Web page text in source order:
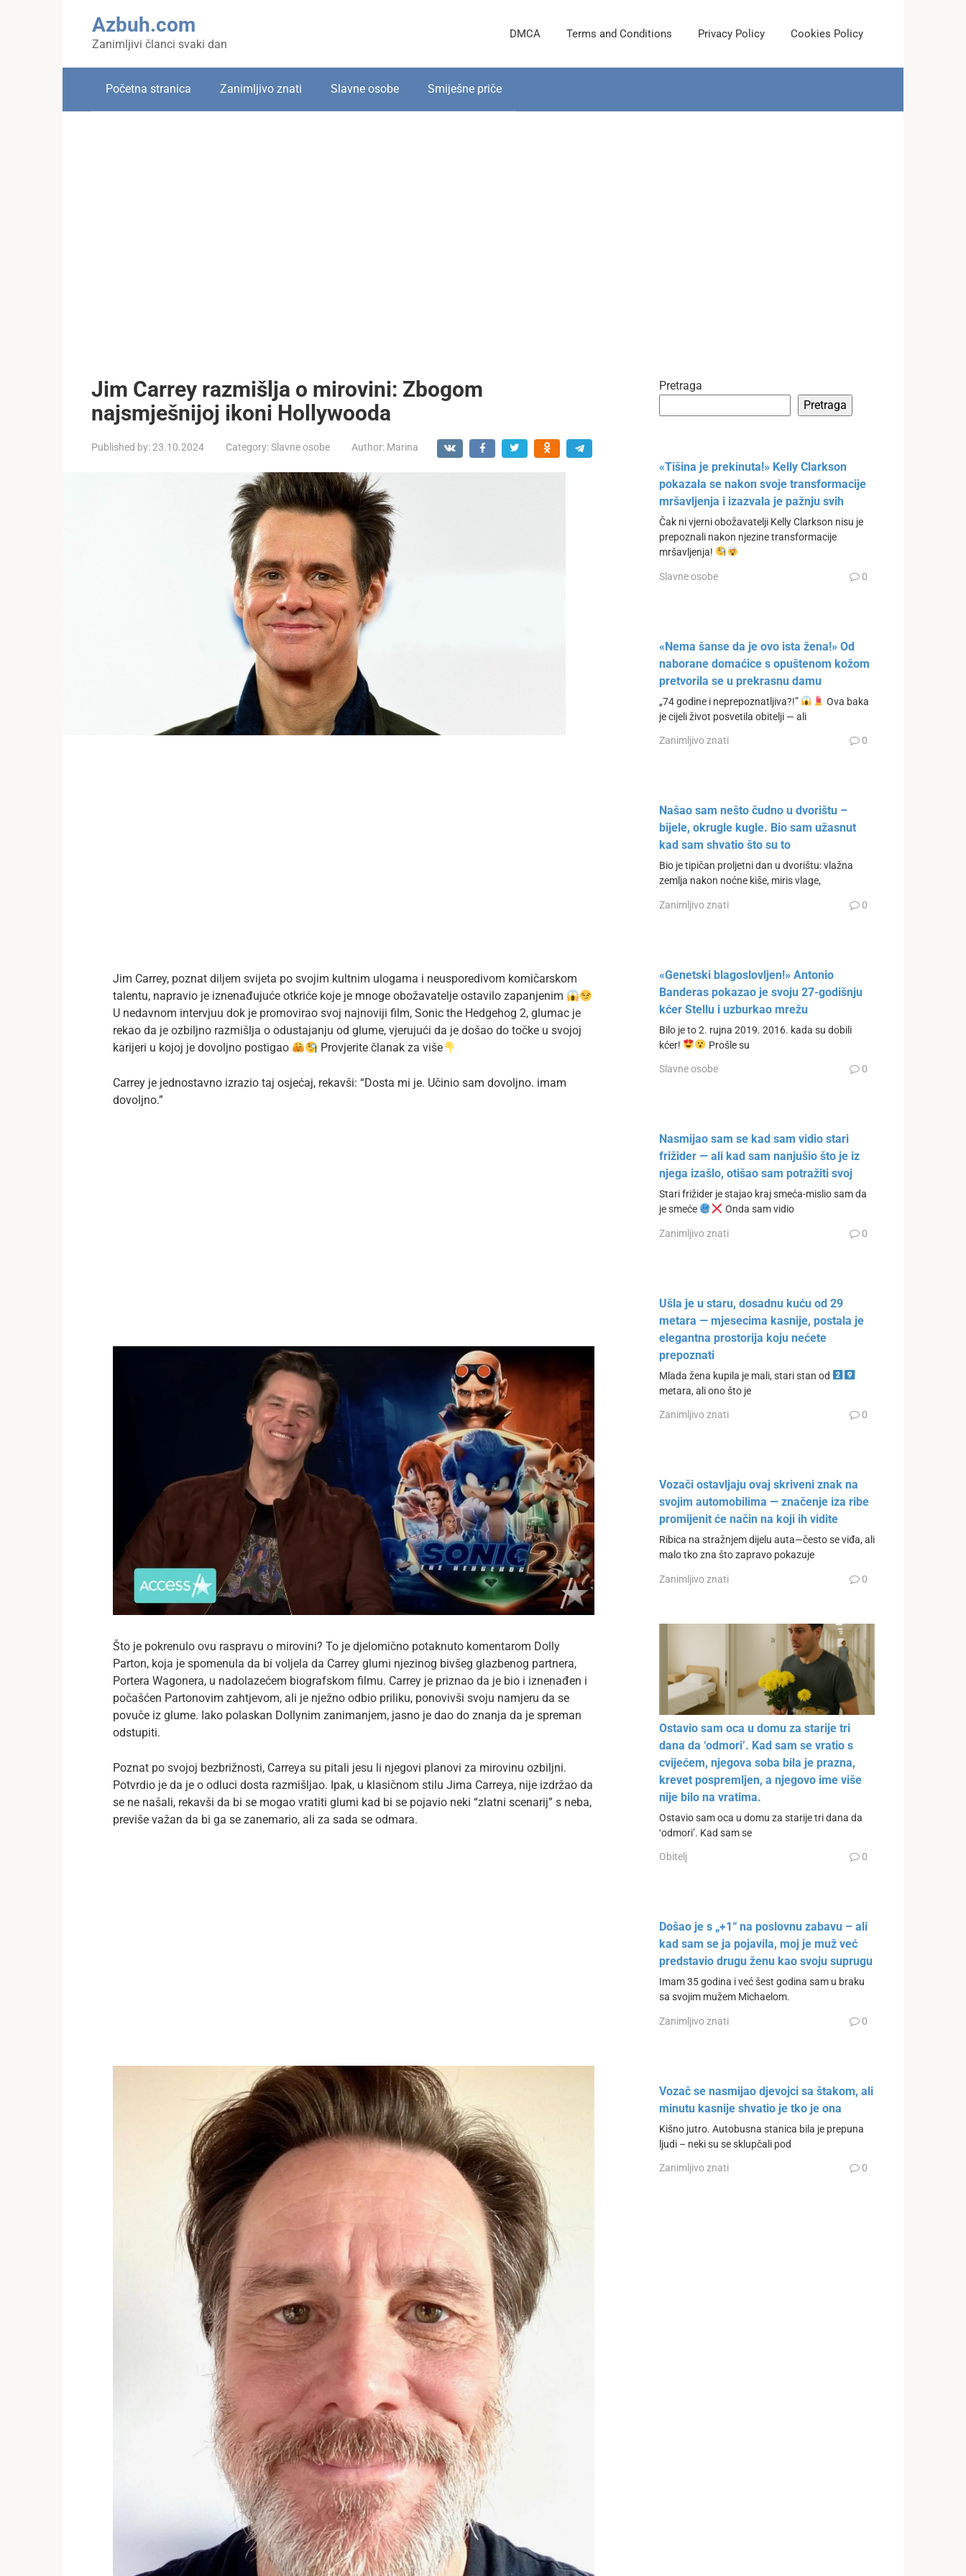
Azbuh.com
Zanimljivi članci svaki dan
DMCA Terms and Conditions Privacy Policy Cookies Policy
Početna stranica Zanimljivo znati Slavne osobe Smiješne priče
Jim Carrey razmišlja o mirovini: Zbogom
najsmješnijoj ikoni Hollywooda
Published by:23.10.2024 Category:Slavne osobe Author: Marina
Jim Carrey, poznat diljem svijeta po svojim kultnim ulogama i neusporedivom komičarskom
talentu, napravio je iznenađujuće otkriće koje je mnoge obožavatelje ostavilo zapanjenim
U nedavnom intervjuu dok je promovirao svoj najnoviji film, Sonic the Hedgehog 2, glumac je
rekao da je ozbiljno razmišlja o odustajanju od glume, vjerujući da je došao do točke u svojoj
karijeri u kojoj je dovoljno postigao
Provjerite članak za više
Carrey je jednostavno izrazio taj osjećaj, rekavši: “Dosta mi je. Učinio sam dovoljno. imam
dovoljno.”
Što je pokrenulo ovu raspravu o mirovini? To je djelomično potaknuto komentarom Dolly
Parton, koja je spomenula da bi voljela da Carrey glumi njezinog bivšeg glazbenog partnera,
Portera Wagonera, u nadolazećem biografskom filmu. Carrey je priznao da je bio i iznenađen i
počašćen Partonovim zahtjevom, ali je nježno odbio priliku, ponovivši svoju namjeru da se
povuče iz glume. Iako polaskan Dollynim zanimanjem, jasno je dao do znanja da je spreman
odstupiti.
Poznat po svojoj bezbrižnosti, Carreya su pitali jesu li njegovi planovi za mirovinu ozbiljni.
Potvrdio je da je o odluci dosta razmišljao. Ipak, u klasičnom stilu Jima Carreya, nije izdržao da
se ne našali, rekavši da bi se mogao vratiti glumi kad bi se pojavio neki “zlatni scenarij” s neba,
previše važan da bi ga se zanemario, ali za sada se odmara.
Pretraga
Pretraga
«Tišina je prekinuta!» Kelly Clarkson
pokazala se nakon svoje transformacije
mršavljenja i izazvala je pažnju svih
Čak ni vjerni obožavatelji Kelly Clarkson nisu je
prepoznali nakon njezine transformacije
mršavljenja!
Slavne osobe 0
«Nema šanse da je ovo ista žena!» Od
naborane domaćice s opuštenom kožom
pretvorila se u prekrasnu damu
„74 godine i neprepoznatljiva?!”
Ova baka
je cijeli život posvetila obitelji — ali
Zanimljivo znati 0
Našao sam nešto čudno u dvorištu –
bijele, okrugle kugle. Bio sam užasnut
kad sam shvatio što su to
Bio je tipičan proljetni dan u dvorištu: vlažna
zemlja nakon noćne kiše, miris vlage,
Zanimljivo znati 0
«Genetski blagoslovljen!» Antonio
Banderas pokazao je svoju 27-godišnju
kćer Stellu i uzburkao mrežu
Bilo je to 2. rujna 2019. 2016. kada su dobili
kćer!
Prošle su
Slavne osobe 0
Nasmijao sam se kad sam vidio stari
frižider — ali kad sam nanjušio što je iz
njega izašlo, otišao sam potražiti svoj
Stari frižider je stajao kraj smeća-mislio sam da
je smeće
Onda sam vidio
Zanimljivo znati 0
Ušla je u staru, dosadnu kuću od 29
metara — mjesecima kasnije, postala je
elegantna prostorija koju nećete
prepoznati
Mlada žena kupila je mali, stari stan od
metara, ali ono što je
Zanimljivo znati 0
Vozači ostavljaju ovaj skriveni znak na
svojim automobilima — značenje iza ribe
promijenit će način na koji ih vidite
Ribica na stražnjem dijelu auta—često se viđa, ali
malo tko zna što zapravo pokazuje
Zanimljivo znati 0
Ostavio sam oca u domu za starije tri
dana da ‘odmori’. Kad sam se vratio s
cvijećem, njegova soba bila je prazna,
krevet pospremljen, a njegovo ime više
nije bilo na vratima.
Ostavio sam oca u domu za starije tri dana da
‘odmori’. Kad sam se
Obitelj 0
Došao je s „+1“ na poslovnu zabavu – ali
kad sam se ja pojavila, moj je muž već
predstavio drugu ženu kao svoju suprugu
Imam 35 godina i već šest godina sam u braku
sa svojim mužem Michaelom.
Zanimljivo znati 0
Vozač se nasmijao djevojci sa štakom, ali
minutu kasnije shvatio je tko je ona
Kišno jutro. Autobusna stanica bila je prepuna
ljudi – neki su se sklupčali pod
Zanimljivo znati 0